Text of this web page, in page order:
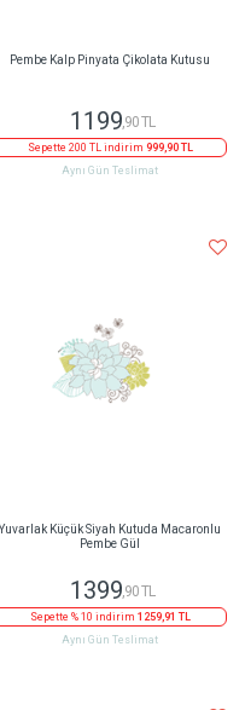
Pembe Kalp Pinyata Çikolata Kutusu
1199,90 TL
Sepette 200 TL indirim999,90 TL
Aynı Gün Teslimat
Yuvarlak Küçük Siyah Kutuda Macaronlu
Pembe Gül
1399,90 TL
Sepette % 10 indirim 1259,91 TL
Aynı Gün Teslimat